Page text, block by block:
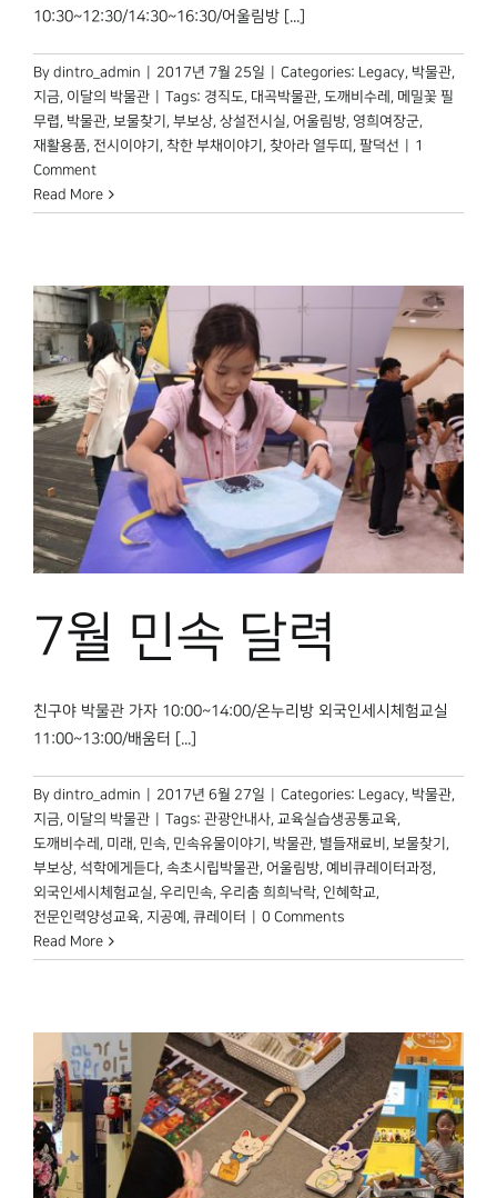
10:30~12:30/14:30~16:30/어울림방 [...]
By dintro_admin 2017년 7월 25일 Categories: Legacy, 박물관,
지금, 이달의 박물관 Tags: 경직도, 대곡박물관, 도깨비수레 , 메밀꽃 필
무렵, 박물관, 보물찾기 , 부보상, 상설전시실, 어울림방, 영희여장군,
재활용품, 전시이야기 , 착한 부채이야기 , 찾아라 열두띠 , 팔덕선
1
Comment
Read More
7월 민속 달력
친구야 박물관 가자 10:00~14:00/온누리방 외국인세시체험교실
11:00~13:00/배움터 [...]
By dintro_admin 2017년 6월 27일 Categories: Legacy, 박물관,
지금, 이달의 박물관 Tags: 관광안내사, 교육실습생공통교육,
도깨비수레 , 미래 , 민속, 민속유물이야기 , 박물관, 별들재료비 , 보물찾기 ,
부보상, 석학에게듣다, 속초시립박물관, 어울림방, 예비큐레이터과정,
외국인세시체험교실, 우리민속, 우리춤 희희낙락, 인혜학교,
전문인력양성교육, 지공예 , 큐레이터
0 Comments
Read More